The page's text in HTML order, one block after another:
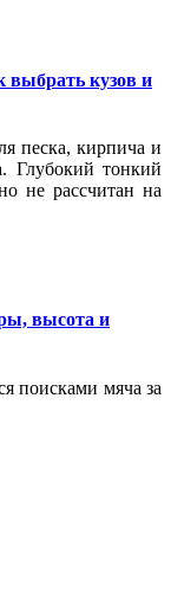
выбрать кузов и
песка, кирпича и
Глубокий тонкий
не рассчитан на
высота и
поисками мяча за